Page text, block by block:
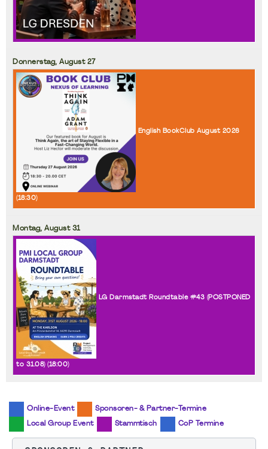
Donnerstag, August27
English BookClub August 2026
(18:30)
Montag, August31
LG Darmstadt Roundtable #43 (POSTPONED
to 31.08) (18:00)
Online-Event Sponsoren- & Partner-Termine
Local Group Event Stammtisch CoP Termine